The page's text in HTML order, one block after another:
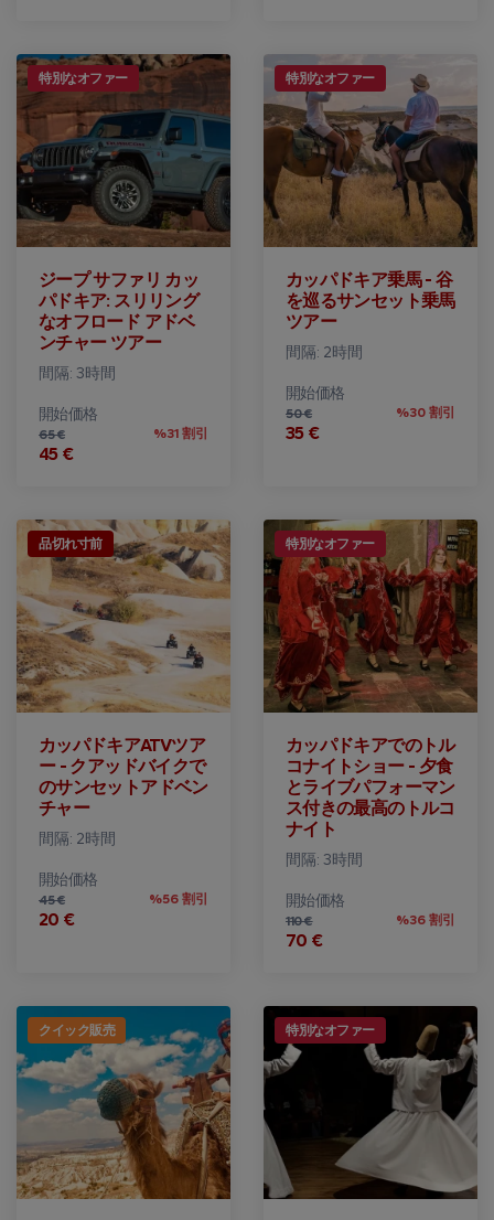
特別なオファー
ジープ サファリ カッ
パドキア: スリリング
なオフロード アドベ
ンチャー ツアー
間隔: 3時間
開始価格
65 €
45 €
%31 割引
特別なオファー
カッパドキア乗馬 - 谷
を巡るサンセット乗馬
ツアー
間隔: 2時間
開始価格
50 €
35 €
%30 割引
品切れ寸前
カッパドキアATVツア
ー - クアッドバイクで
のサンセットアドベン
チャー
間隔: 2時間
開始価格
45 €
20 €
%56 割引
特別なオファー
カッパドキアでのトル
コナイトショー - 夕食
とライブパフォーマン
ス付きの最高のトルコ
ナイト
間隔: 3時間
開始価格
110 €
70 €
%36 割引
クイック販売 特別なオファー